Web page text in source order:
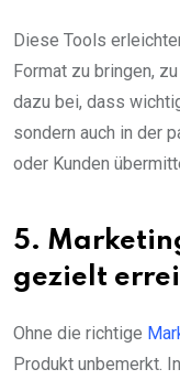
Diese Tools
Format zu bringen,
dazu bei, dass
sondern auch in der
oder Kunden
5.
gezielt
Ohne die richtige
Produkt unbemerkt.